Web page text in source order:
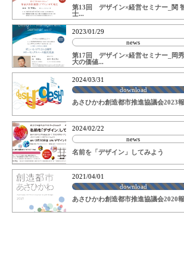
第13回 デザイン×経営セミナー_関
士...
2023/01/29
news
第17回 デザイン×経営セミナー_岡
大の価値...
2024/03/31
download
あさひかわ創造都市推進協議会2023
2024/02/22
news
名前を「デザイン」してみよう
2021/04/01
download
あさひかわ創造都市推進協議会2020